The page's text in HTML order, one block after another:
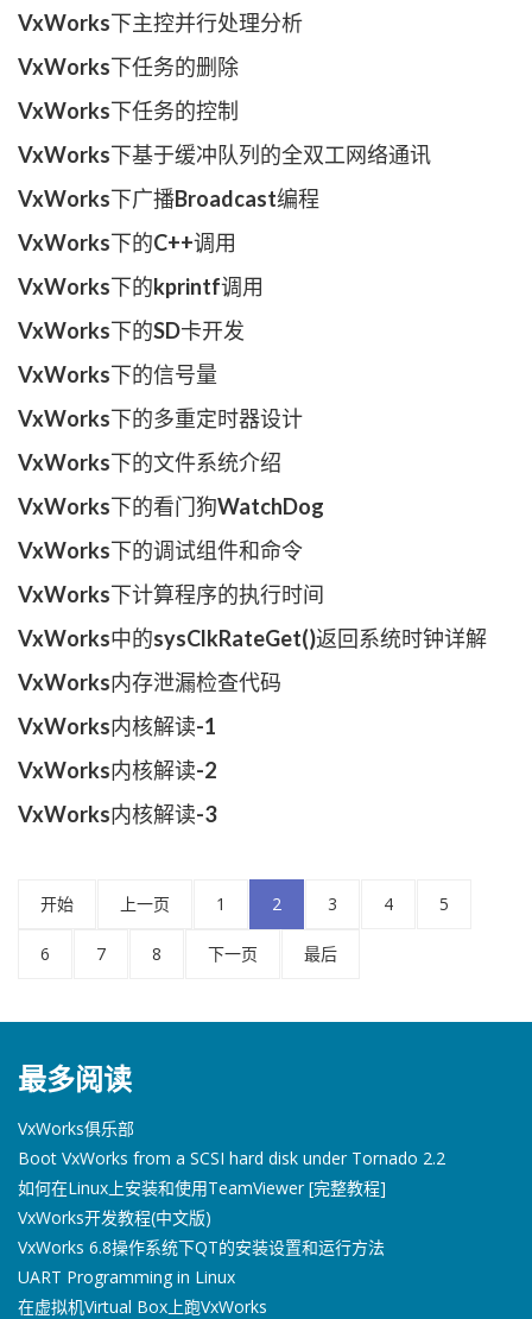
VxWorks下主控并行处理分析
VxWorks下任务的删除
VxWorks下任务的控制
VxWorks下基于缓冲队列的全双工网络通讯
VxWorks下广播Broadcast编程
VxWorks下的C++调用
VxWorks下的kprintf调用
VxWorks下的SD卡开发
VxWorks下的信号量
VxWorks下的多重定时器设计
VxWorks下的文件系统介绍
VxWorks下的看门狗WatchDog
VxWorks下的调试组件和命令
VxWorks下计算程序的执行时间
VxWorks中的sysClkRateGet()返回系统时钟详解
VxWorks内存泄漏检查代码
VxWorks内核解读-1
VxWorks内核解读-2
VxWorks内核解读-3
开始 上一页 1 2 3 4 5
6 7 8 下一页 最后
最多阅读
VxWorks俱乐部
Boot VxWorks from a SCSI hard disk under Tornado 2.2
如何在Linux上安装和使用TeamViewer [完整教程]
VxWorks开发教程(中文版)
VxWorks 6.8操作系统下QT的安装设置和运行方法
UART Programming in Linux
在虚拟机Virtual Box上跑VxWorks